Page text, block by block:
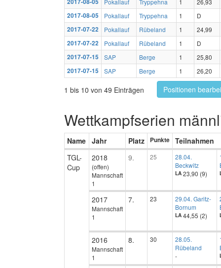
2017-08-05
Pokallauf Tryppehna 1
26,93
2017-08-05
Pokallauf Tryppehna 1
D
2017-07-22
Pokallauf Rübeland 1
24,99
2017-07-22
Pokallauf Rübeland 1
D
2017-07-15
SAP Berge 1
25,80
2017-07-15
SAP Berge 1 26,20
1 bis 10 von 49 Einträgen Positionen
Wettkampfserien
Name Jahr Platz Punkte
Teilnahmen
TGL-
Cup
2018
(offen)
Mannschaft
1
9. 25
28.04.
Beckwitz
LA 23,90 (9)
2017
Mannschaft
1
7. 23
29.04. Garitz-
Bornum
LA 44,55 (2)
2016
Mannschaft
1
8. 30
28.05.
Rübeland
-